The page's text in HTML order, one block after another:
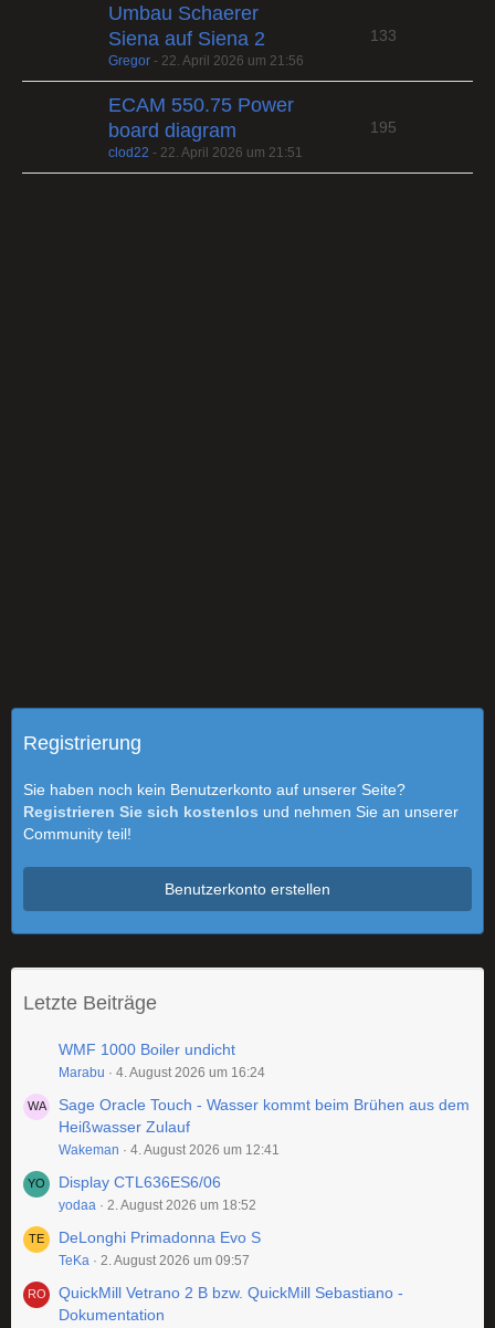
Umbau Schaerer
Siena auf Siena 2
Gregor - 22. April 2026 um 21:56
133
ECAM 550.75 Power
board diagram
clod22 - 22. April 2026 um 21:51
195
Registrierung
Sie haben noch kein Benutzerkonto auf unserer Seite?
Registrieren Sie sich kostenlos und nehmen Sie an unserer
Community teil!
Benutzerkonto erstellen
Letzte Beiträge
WMF 1000 Boiler undicht
Marabu 4. August 2026 um 16:24
Sage Oracle Touch - Wasser kommt beim Brühen aus dem
Heißwasser Zulauf
Wakeman 4. August 2026 um 12:41
Display CTL636ES6/06
yodaa 2. August 2026 um 18:52
DeLonghi Primadonna Evo S
TeKa 2. August 2026 um 09:57
QuickMill Vetrano 2 B bzw. QuickMill Sebastiano -
Dokumentation